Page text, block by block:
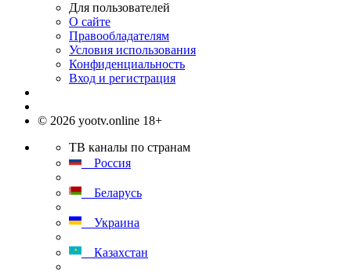
Для пользователей
О сайте
Правообладателям
Условия использования
Конфиденциальность
Вход и регистрация
© 2026 yootv.online 18+
ТВ каналы по странам
Россия
Беларусь
Украина
Казахстан